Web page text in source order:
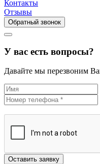
Контакты
Отзывы
Обратный звонок
У вас есть вопросы?
Давайте мы перезвоним
Оставить заявку